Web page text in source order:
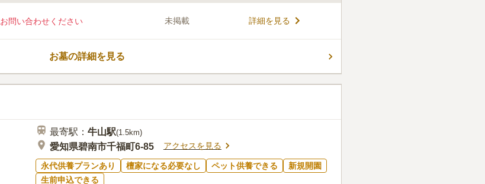
ことができます。 2路線使用可能で電車やバスでのアクセスに優れ
た場所ですが、駐車場を完備しているので車の利用も便利です。 法
要施設を完備しているので、お墓の管理だけではなく法要をお任せ
できるのも嬉しいポイントです。 墓域には先祖代々のお墓も多く見
られ、代々のお墓を建立したい方にピッタリです。
お問い合わせください 未掲載 詳細を見る
お墓の詳細を見る
最寄駅： 牛山駅(1.5km)
愛知県碧南市千福町6-85 アクセスを見る
永代供養プランあり 檀家になる必要なし ペット供養できる
新規開園
生前申込できる